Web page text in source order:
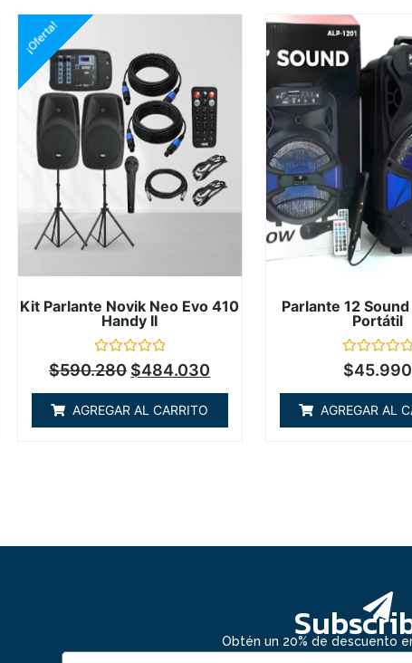
Kit Parlante Novik Neo Evo 410
Handy II
Valorado
en
5
¡Oferta!
$590.280 $484.030
AGREGAR AL CARRITO
Parlante 12
Portátil
Valorado
en
5
$45.990
AGREGAR AL
Obtén un 20% de descuento